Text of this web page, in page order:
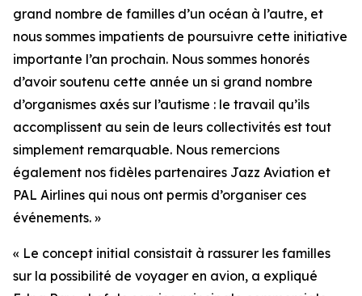
grand nombre de familles d’un océan à l’autre, et
nous sommes impatients de poursuivre cette initiative
importante l’an prochain. Nous sommes honorés
d’avoir soutenu cette année un si grand nombre
d’organismes axés sur l’autisme : le travail qu’ils
accomplissent au sein de leurs collectivités est tout
simplement remarquable. Nous remercions
également nos fidèles partenaires Jazz Aviation et
PAL Airlines qui nous ont permis d’organiser ces
événements. »
« Le concept initial consistait à rassurer les familles
sur la possibilité de voyager en avion, a expliqué